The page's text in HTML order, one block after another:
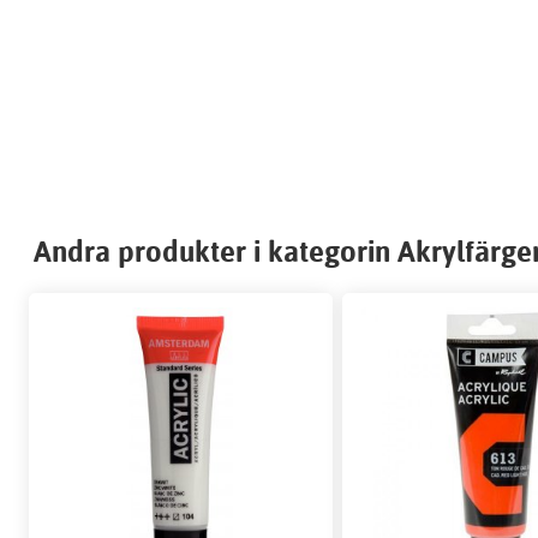
Andra produkter i kategorin